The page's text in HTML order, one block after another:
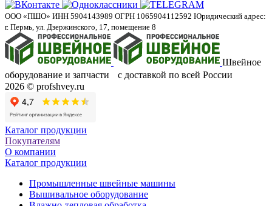
ООО «ПШО» ИНН 5904143989 ОГРН 1065904112592 Юридический адрес:
г. Пермь, ул. Дзержинского, 17, помещение 8
Швейное
оборудование и запчасти с доставкой по всей России
2026 © profshvey.ru
Каталог продукции
Покупателям
О компании
Каталог продукции
Промышленные швейные машины
Вышивальное оборудование